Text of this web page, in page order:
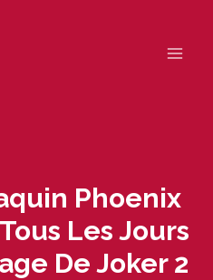
Phoenix
Les Jours
De Joker 2